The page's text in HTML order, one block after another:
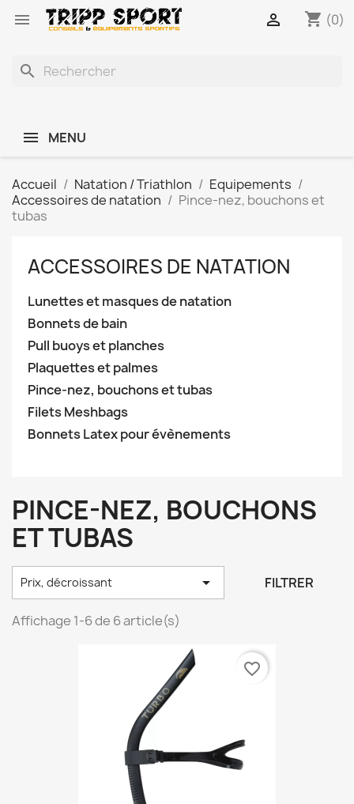
 shopping_cart (0)

search
MENU
Accueil Natation / Triathlon
Equipements
Accessoires de natation
Pince-nez, bouchons et
tubas
ACCESSOIRES DE NATATION
Lunettes et masques de natation
Bonnets de bain
Pull buoys et planches
Plaquettes et palmes
Pince-nez, bouchons et tubas
Filets Meshbags
Bonnets Latex pour évènements
PINCE-NEZ, BOUCHONS
ET TUBAS
Prix, décroissant  FILTRER
Affichage 1-6 de 6 article(s)
favorite_border